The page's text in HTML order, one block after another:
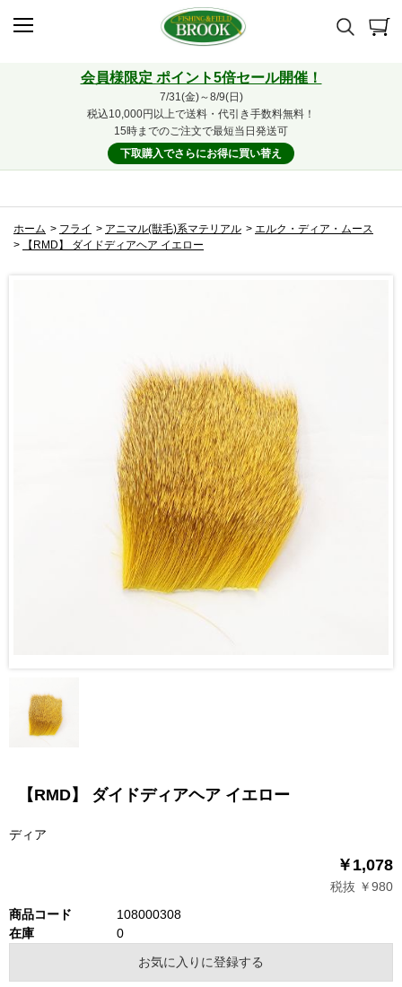
会員様限定 ポイント5倍セール開催！
7/31(金)～8/9(日)
税込10,000円以上で送料・代引き手数料無料！
15時までのご注文で最短当日発送可
下取購入でさらにお得に買い替え
ホーム > フライ > アニマル(獣毛)系マテリアル > エルク・ディア・ムース
>
【RMD】 ダイドディアヘア イエロー
【RMD】 ダイドディアヘア イエロー
ディア
￥1,078
税抜 ￥980
商品コード
108000308
在庫
0
お気に入りに登録する